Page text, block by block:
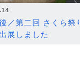
／第二回 さくら祭
展しました